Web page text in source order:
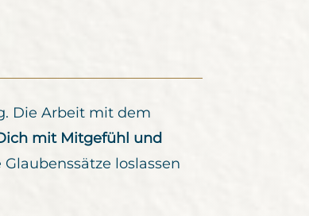
Die Arbeit mit dem
mit Mitgefühl und
loslassen